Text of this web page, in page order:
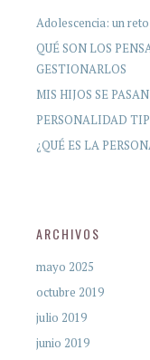
Adolescencia: un
QUÉ SON LOS
GESTIONARLOS
MIS HIJOS SE
PERSONALIDAD
¿QUÉ ES LA
ARCHIVOS
mayo 2025
octubre 2019
julio 2019
junio 2019